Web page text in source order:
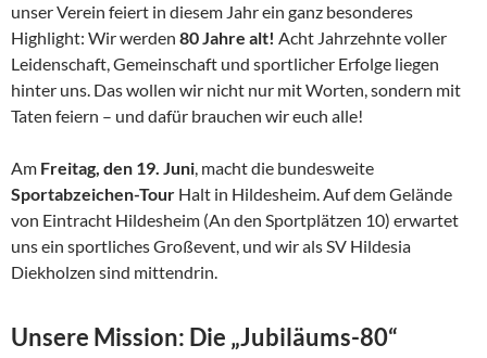
unser Verein feiert in diesem Jahr ein ganz besonderes
Highlight: Wir werden 80 Jahre alt! Acht Jahrzehnte voller
Leidenschaft, Gemeinschaft und sportlicher Erfolge liegen
hinter uns. Das wollen wir nicht nur mit Worten, sondern mit
Taten feiern – und dafür brauchen wir euch alle!
Am Freitag, den 19. Juni, macht die bundesweite
Sportabzeichen-Tour Halt in Hildesheim. Auf dem Gelände
von Eintracht Hildesheim (An den Sportplätzen 10) erwartet
uns ein sportliches Großevent, und wir als SV Hildesia
Diekholzen sind mittendrin.
Unsere Mission: Die „Jubiläums-80“